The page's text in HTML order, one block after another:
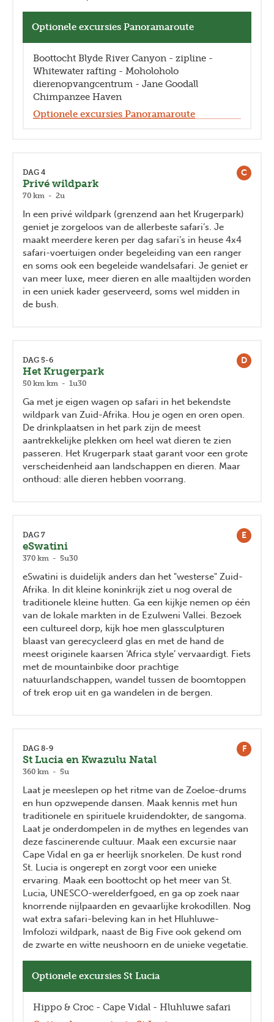
Optionele excursies Panoramaroute
Boottocht Blyde River Canyon - zipline -
Whitewater rafting - Moholoholo
dierenopvangcentrum - Jane Goodall
Chimpanzee Haven
Optionele excursies Panoramaroute
C
DAG 4
Privé wildpark
70 km - 2u
In een privé wildpark (grenzend aan het Krugerpark)
geniet je zorgeloos van de allerbeste safari’s. Je
maakt meerdere keren per dag safari’s in heuse 4x4
safari-voertuigen onder begeleiding van een ranger
en soms ook een begeleide wandelsafari. Je geniet er
van meer luxe, meer dieren en alle maaltijden worden
in een uniek kader geserveerd, soms wel midden in
de bush.
D
DAG 5-6
Het Krugerpark
50 km km - 1u30
Ga met je eigen wagen op safari in het bekendste
wildpark van Zuid-Afrika. Hou je ogen en oren open.
De drinkplaatsen in het park zijn de meest
aantrekkelijke plekken om heel wat dieren te zien
passeren. Het Krugerpark staat garant voor een grote
verscheidenheid aan landschappen en dieren. Maar
onthoud: alle dieren hebben voorrang.
E
DAG 7
eSwatini
370 km - 5u30
eSwatini is duidelijk anders dan het "westerse" Zuid-
Afrika. In dit kleine koninkrijk ziet u nog overal de
traditionele kleine hutten. Ga een kijkje nemen op één
van de lokale markten in de Ezulweni Vallei. Bezoek
een cultureel dorp, kijk hoe men glassculpturen
blaast van gerecycleerd glas en met de hand de
meest originele kaarsen ‘Africa style’ vervaardigt. Fiets
met de mountainbike door prachtige
natuurlandschappen, wandel tussen de boomtoppen
of trek erop uit en ga wandelen in de bergen.
F
DAG 8-9
St Lucia en Kwazulu Natal
360 km - 5u
Laat je meeslepen op het ritme van de Zoeloe-drums
en hun opzwepende dansen. Maak kennis met hun
traditionele en spirituele kruidendokter, de sangoma.
Laat je onderdompelen in de mythes en legendes van
deze fascinerende cultuur. Maak een excursie naar
Cape Vidal en ga er heerlijk snorkelen. De kust rond
St. Lucia is ongerept en zorgt voor een unieke
ervaring. Maak een boottocht op het meer van St.
Lucia, UNESCO-werelderfgoed, en ga op zoek naar
knorrende nijlpaarden en gevaarlijke krokodillen. Nog
wat extra safari-beleving kan in het Hluhluwe-
Imfolozi wildpark, naast de Big Five ook gekend om
de zwarte en witte neushoorn en de unieke vegetatie.
Optionele excursies St Lucia
Hippo & Croc - Cape Vidal - Hluhluwe safari